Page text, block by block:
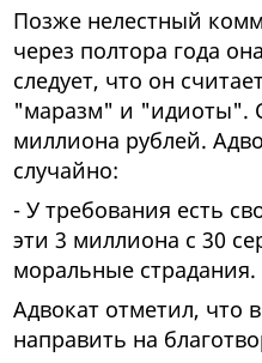
Позже нелестный
через полтора года
следует, что он
"маразм" и "идиоты".
миллиона рублей.
случайно:
- У требования есть
эти 3 миллиона с 30
моральные страдания.
Адвокат отметил, что
направить на